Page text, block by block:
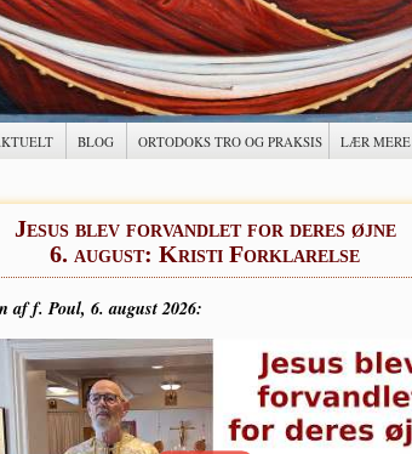
BLOG ORTODOKS TRO OG PRAKSIS LÆR MERE
Jesus blev forvandlet for deres øjne
6. august: Kristi Forklarelse
af f. Poul, 6. august 2026: